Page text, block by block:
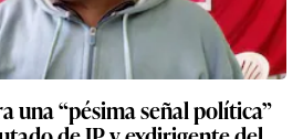
una “pésima señal política”